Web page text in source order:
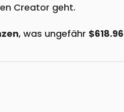
Creator geht.
, was ungefähr $618.96